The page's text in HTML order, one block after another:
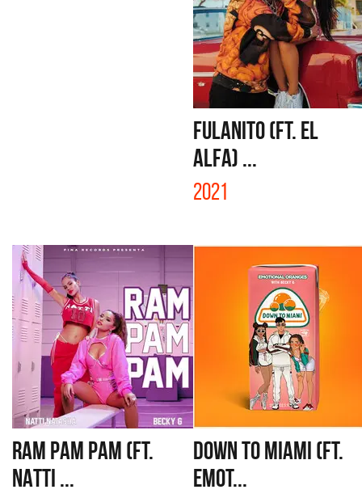
FULANITO (FT. EL
ALFA) ...
2021
RAM PAM PAM (FT.
NATTI ...
DOWN TO MIAMI (FT.
EMOT...